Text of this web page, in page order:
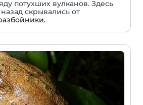
потухших вулканов. Здесь
скрывались от